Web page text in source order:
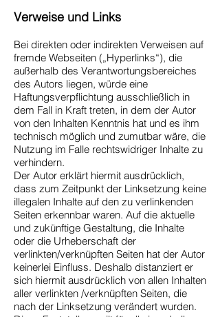
Verweise und Links
Bei direkten oder indirekten Verweisen auf
fremde Webseiten („Hyperlinks“), die
außerhalb des Verantwortungsbereiches
des Autors liegen, würde eine
Haftungsverpflichtung ausschließlich in
dem Fall in Kraft treten, in dem der Autor
von den Inhalten Kenntnis hat und es ihm
technisch möglich und zumutbar wäre, die
Nutzung im Falle rechtswidriger Inhalte zu
verhindern.
Der Autor erklärt hiermit ausdrücklich,
dass zum Zeitpunkt der Linksetzung keine
illegalen Inhalte auf den zu verlinkenden
Seiten erkennbar waren. Auf die aktuelle
und zukünftige Gestaltung, die Inhalte
oder die Urheberschaft der
verlinkten/verknüpften Seiten hat der Autor
keinerlei Einfluss. Deshalb distanziert er
sich hiermit ausdrücklich von allen Inhalten
aller verlinkten /verknüpften Seiten, die
nach der Linksetzung verändert wurden.